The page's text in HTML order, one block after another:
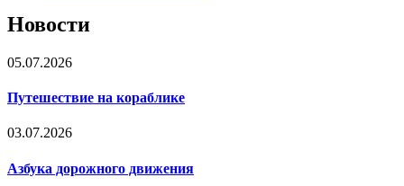
Новости
05.07.2026
Путешествие на кораблике
03.07.2026
Азбука дорожного движения